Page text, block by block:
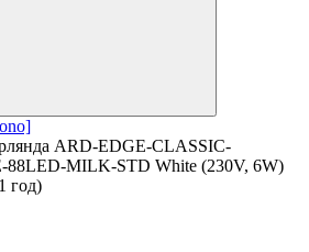
ARD-EDGE-CLASSIC-
88LED-MILK-STD White (230V, 6W)
год)